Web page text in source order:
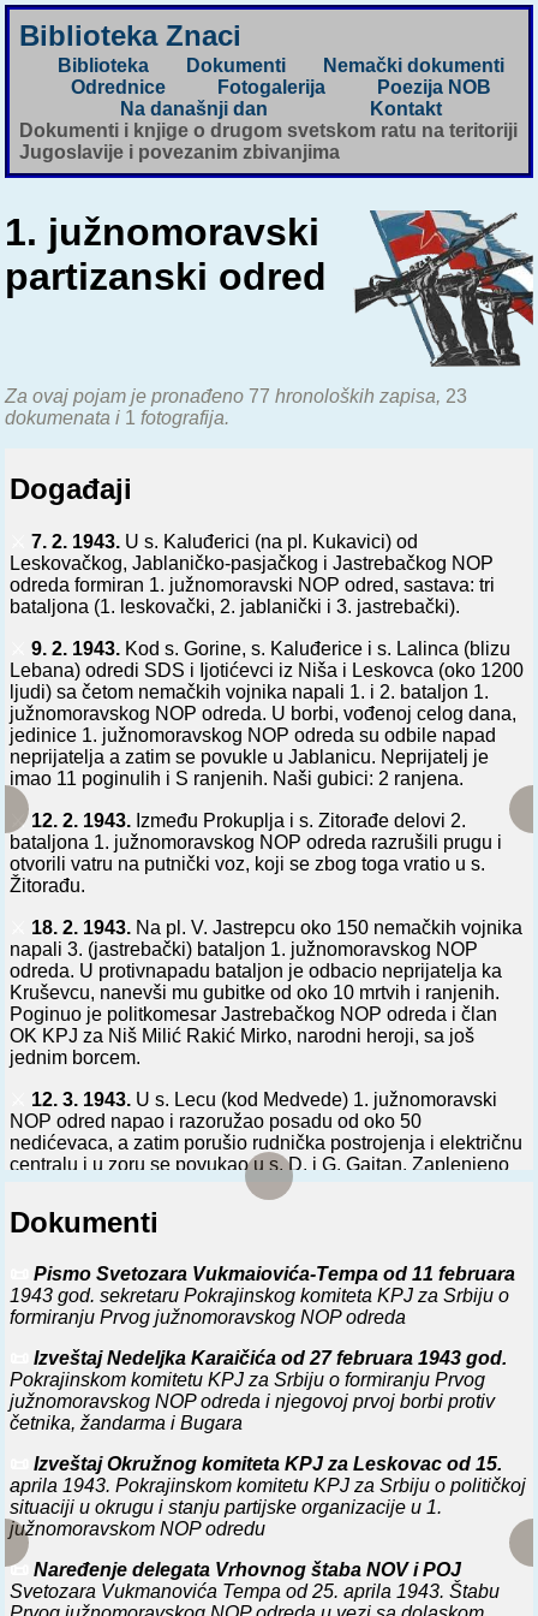
Biblioteka Znaci
Biblioteka Dokumenti
Nemački dokumenti
Odrednice
Fotogalerija
Poezija NOB
Na današnji dan
Kontakt
Dokumenti i knjige o drugom svetskom ratu na teritoriji
Jugoslavije i povezanim zbivanjima
1. južnomoravski
partizanski odred
Za ovaj pojam je pronađeno 77 hronoloških zapisa, 23
dokumenata i 1 fotografija.
Događaji
7. 2. 1943. U s. Kaluđerici (na pl. Kukavici) od
Leskovačkog, Jablaničko-pasjačkog i Jastrebačkog NOP
odreda formiran 1. južnomoravski NOP odred, sastava: tri
bataljona (1. leskovački, 2. jablanički i 3. jastrebački).
9. 2. 1943. Kod s. Gorine, s. Kaluđerice i s. Lalinca (blizu
Lebana) odredi SDS i Ijotićevci iz Niša i Leskovca (oko 1200
ljudi) sa četom nemačkih vojnika napali 1. i 2. bataljon 1.
južnomoravskog NOP odreda. U borbi, vođenoj celog dana,
jedinice 1. južnomoravskog NOP odreda su odbile napad
neprijatelja a zatim se povukle u Jablanicu. Neprijatelj je
imao 11 poginulih i S ranjenih. Naši gubici: 2 ranjena.
⚔️ 12. 2. 1943. Između Prokuplja i s. Zitorađe delovi 2.
bataljona 1. južnomoravskog NOP odreda razrušili prugu i
otvorili vatru na putnički voz, koji se zbog toga vratio u s.
Žitorađu.
18. 2. 1943. Na pl. V. Jastrepcu oko 150 nemačkih vojnika
napali 3. (jastrebački) bataljon 1. južnomoravskog NOP
odreda. U protivnapadu bataljon je odbacio neprijatelja ka
Kruševcu, nanevši mu gubitke od oko 10 mrtvih i ranjenih.
Poginuo je politkomesar Jastrebačkog NOP odreda i član
OK KPJ za Niš Milić Rakić Mirko, narodni heroji, sa još
jednim borcem.
12. 3. 1943. U s. Lecu (kod Medvede) 1. južnomoravski
NOP odred napao i razoružao posadu od oko 50
nedićevaca, a zatim porušio rudnička postrojenja i električnu
centralu i u zoru se povukao u s. D. i G. Gajtan. Zaplenjeno
je: 1 mitraljez, 39 pušaka, veća količina eksploziva, 2
putnička automobila, 2 kamiona, motocikl i veća količina
namirnica. U taj odred je stupilo oko 60 rudarskih radnika.
13. 3. 1943. Dve ojačane bugarske -lovne rote- (jedinice
obučene za borbu protiv partizana - oko 500 vojnika), 2. četa
nemačkog 3. policijskog bataljona i Okružni odred SDS iz
na pl. Radanu. Odred je u borbi kod Jovovića livada potpuno
razbio bugarske jedinice i naneo im gubitke od oko 70 mrtvih
(među kojima 5 oficira) i veći broj ranjenih. Zaplenjeno je 2
minobacača, 6 mitraljeza, 80 pušaka i veća količina
NOP odreda Radovan Kovačević Maksim, narodni heroj.
Ostale neprijateljske snage, saznavši za poraz bugarskih
jedinica, nisu stupile u borbu i povratile se u polazne
garnizone.
⚔️ 14. 3. 1943. Glavnina bugarske 7. pešadijske divizije
otpočela napad na 1. južnomoravski NOP odred u Jablanici.
Dokumenti
Pismo Svetozara Vukmaiovića-Tempa od 11 februara
1943 god. sekretaru Pokrajinskog komiteta KPJ za Srbiju o
formiranju Prvog južnomoravskog NOP odreda
Izveštaj Nedeljka Karaičića od 27 februara 1943 god.
Pokrajinskom komitetu KPJ za Srbiju o formiranju Prvog
južnomoravskog NOP odreda i njegovoj prvoj borbi protiv
četnika, žandarma i Bugara
Izveštaj Okružnog komiteta KPJ za Leskovac od 15.
aprila 1943. Pokrajinskom komitetu KPJ za Srbiju o političkoj
situaciji u okrugu i stanju partijske organizacije u 1.
južnomoravskom NOP odredu
📜
Naređenje delegata Vrhovnog štaba NOV i POJ
Svetozara Vukmanovića Tempa od 25. aprila 1943. Štabu